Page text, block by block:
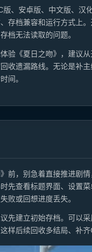
版、安卓版、中文版、汉
存档兼容和运行方式上
档无法读取的问题。
验《夏日之吻》，建议
收遗漏路线。无论是补
间。
前，别急着直接推进剧
先查看标题界面、设置
败或回想进度丢失。
先建立初始存档。可以
样后续回收多结局、补